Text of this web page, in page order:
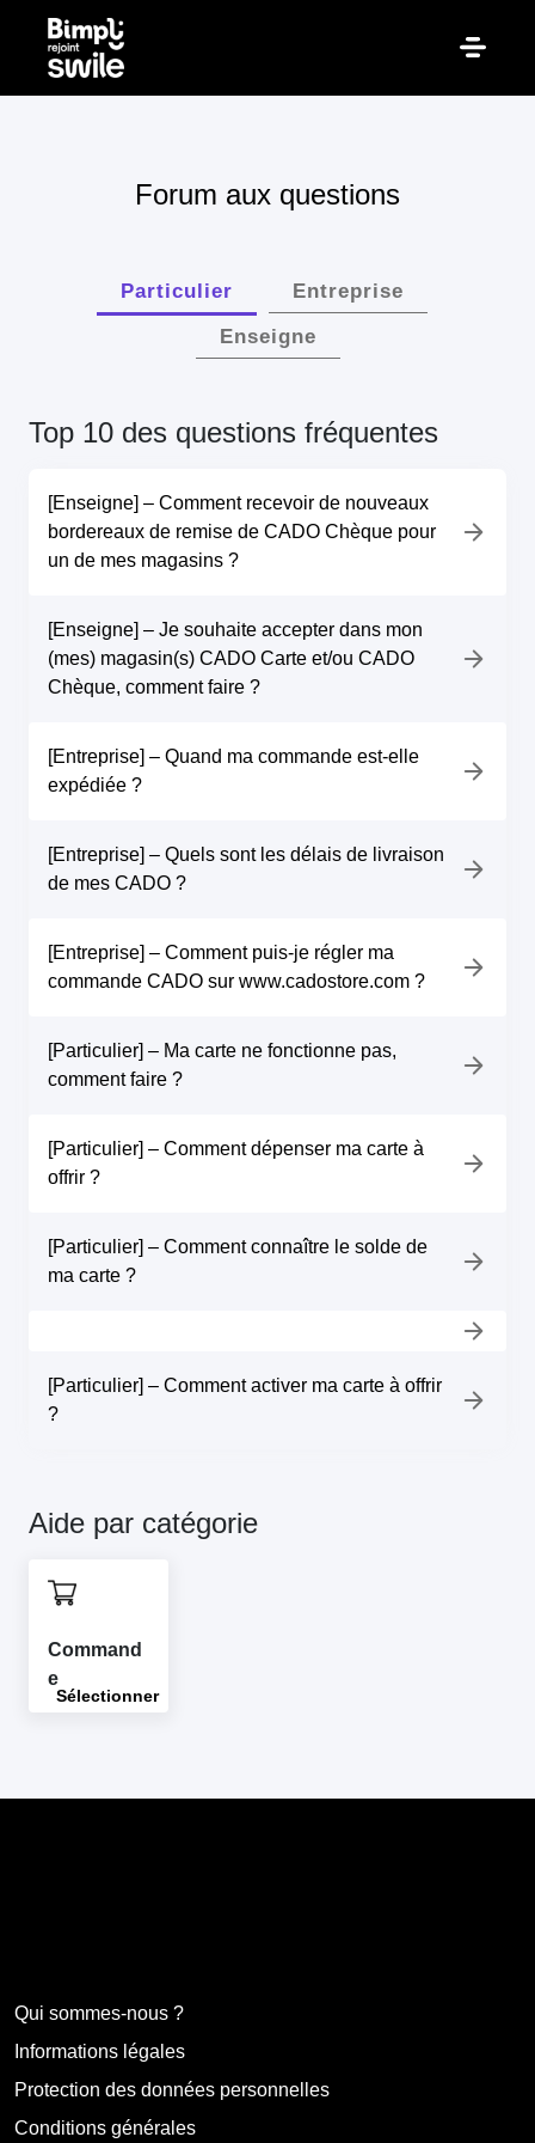
Forum aux questions
Particulier
Entreprise
Enseigne
Top 10 des questions fréquentes
[Enseigne] – Comment recevoir de nouveaux
bordereaux de remise de CADO Chèque pour
un de mes magasins ?
[Enseigne] – Je souhaite accepter dans mon
(mes) magasin(s) CADO Carte et/ou CADO
Chèque, comment faire ?
[Entreprise] – Quand ma commande est-elle
expédiée ?
[Entreprise] – Quels sont les délais de livraison
de mes CADO ?
[Entreprise] – Comment puis-je régler ma
commande CADO sur www.cadostore.com ?
[Particulier] – Ma carte ne fonctionne pas,
comment faire ?
[Particulier] – Comment dépenser ma carte à
offrir ?
[Particulier] – Comment connaître le solde de
ma carte ?
[Particulier] – Comment activer ma carte à offrir
?
Aide par catégorie
Command
e
Sélectionner
Qui sommes-nous ?
Informations légales
Protection des données personnelles
Conditions générales